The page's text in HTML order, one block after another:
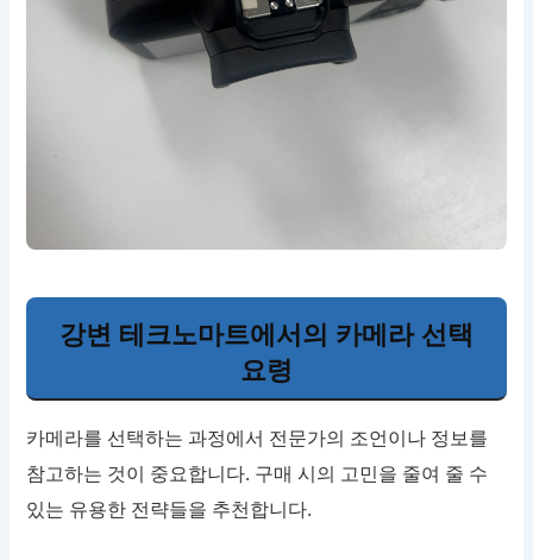
강변 테크노마트에서의 카메라 선택
요령
카메라를 선택하는 과정에서 전문가의 조언이나 정보를
참고하는 것이 중요합니다. 구매 시의 고민을 줄여 줄 수
있는 유용한 전략들을 추천합니다.